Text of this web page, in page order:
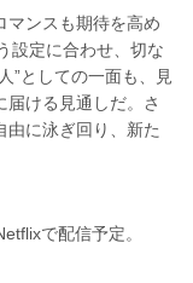
マンスも期待を高め
設定に合わせ、切な
”としての一面も、見
届ける見通しだ。さ
由に泳ぎ回り、新た
で配信予定。